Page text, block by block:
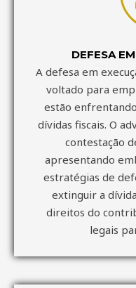
DEFESA
A defesa em
voltado para
estão
dívidas fiscais. O
contestação
apresentando
estratégias de
extinguir a
direitos do
legais